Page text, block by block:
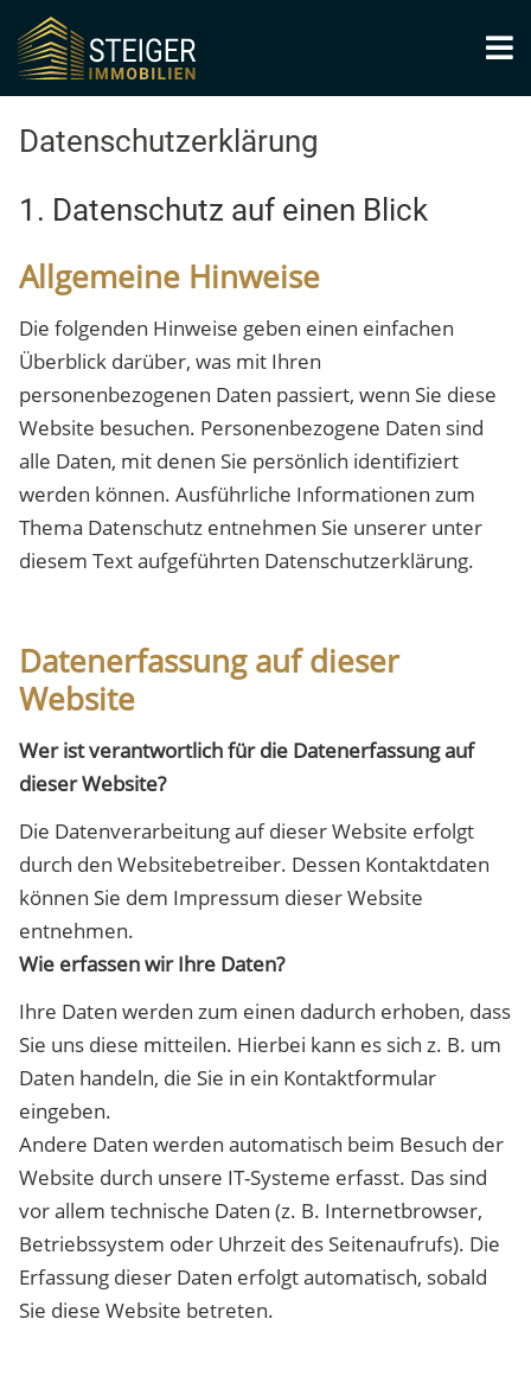
Datenschutzerklärung
1. Datenschutz auf einen Blick
Allgemeine Hinweise
Die folgenden Hinweise geben einen einfachen
Überblick darüber, was mit Ihren
personenbezogenen Daten passiert, wenn Sie diese
Website besuchen. Personenbezogene Daten sind
alle Daten, mit denen Sie persönlich identifiziert
werden können. Ausführliche Informationen zum
Thema Datenschutz entnehmen Sie unserer unter
diesem Text aufgeführten Datenschutzerklärung.
Datenerfassung auf dieser
Website
Wer ist verantwortlich für die Datenerfassung auf
dieser Website?
Die Datenverarbeitung auf dieser Website erfolgt
durch den Websitebetreiber. Dessen Kontaktdaten
können Sie dem Impressum dieser Website
entnehmen.
Wie erfassen wir Ihre Daten?
Ihre Daten werden zum einen dadurch erhoben, dass
Sie uns diese mitteilen. Hierbei kann es sich z. B. um
Daten handeln, die Sie in ein Kontaktformular
eingeben.
Andere Daten werden automatisch beim Besuch der
Website durch unsere IT-Systeme erfasst. Das sind
vor allem technische Daten (z. B. Internetbrowser,
Betriebssystem oder Uhrzeit des Seitenaufrufs). Die
Erfassung dieser Daten erfolgt automatisch, sobald
Sie diese Website betreten.